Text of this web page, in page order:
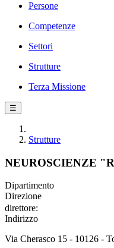
Persone
Competenze
Settori
Strutture
Terza Missione
☰
Strutture
NEUROSCIENZE
Dipartimento
Direzione
direttore:
Indirizzo
Via Cherasco 15 - 10126 -